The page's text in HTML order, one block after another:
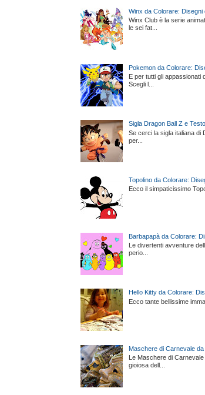
Winx da Colorare: Disegni
Winx Club è la serie
le sei fat...
Pokemon da Colorare:
E per tutti gli appassionati
Scegli l...
Sigla Dragon Ball Z e Testo
Se cerci la sigla italiana di
per...
Topolino da Colorare:
Ecco il simpaticissimo
Barbapapà da Colorare:
Le divertenti avventure
perio...
Hello Kitty da Colorare:
Ecco tante bellissime
Maschere di Carnevale
Le Maschere di
gioiosa dell...